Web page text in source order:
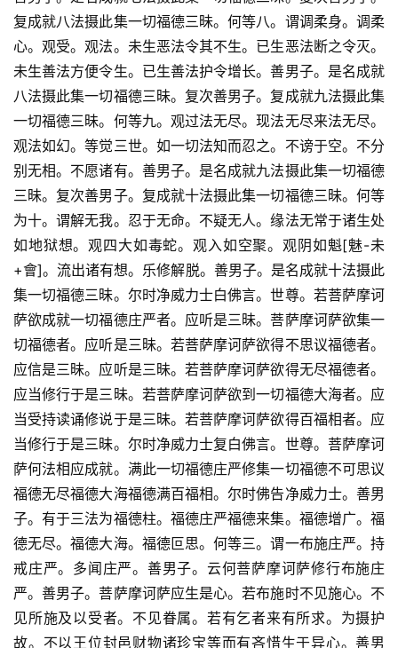
复成就八法摄此集一切福德三昧。何等八。谓调柔身。调柔
心。观受。观法。未生恶法令其不生。已生恶法断之令灭。
未生善法方便令生。已生善法护令增长。善男子。是名成就
八法摄此集一切福德三昧。复次善男子。复成就九法摄此集
一切福德三昧。何等九。观过法无尽。现法无尽来法无尽。
观法如幻。等觉三世。如一切法知而忍之。不谤于空。不分
别无相。不愿诸有。善男子。是名成就九法摄此集一切福德
三昧。复次善男子。复成就十法摄此集一切福德三昧。何等
为十。谓解无我。忍于无命。不疑无人。缘法无常于诸生处
如地狱想。观四大如毒蛇。观入如空聚。观阴如魁[魅-未
+會]。流出诸有想。乐修解脱。善男子。是名成就十法摄此
集一切福德三昧。尔时净威力士白佛言。世尊。若菩萨摩诃
萨欲成就一切福德庄严者。应听是三昧。菩萨摩诃萨欲集一
切福德者。应听是三昧。若菩萨摩诃萨欲得不思议福德者。
应信是三昧。应听是三昧。若菩萨摩诃萨欲得无尽福德者。
应当修行于是三昧。若菩萨摩诃萨欲到一切福德大海者。应
当受持读诵修说于是三昧。若菩萨摩诃萨欲得百福相者。应
当修行于是三昧。尔时净威力士复白佛言。世尊。菩萨摩诃
萨何法相应成就。满此一切福德庄严修集一切福德不可思议
福德无尽福德大海福德满百福相。尔时佛告净威力士。善男
子。有于三法为福德柱。福德庄严福德来集。福德增广。福
德无尽。福德大海。福德叵思。何等三。谓一布施庄严。持
戒庄严。多闻庄严。善男子。云何菩萨摩诃萨修行布施庄
严。善男子。菩萨摩诃萨应生是心。若布施时不见施心。不
见所施及以受者。不见眷属。若有乞者来有所求。为摄护
故。不以王位封邑财物诸珍宝等而有吝惜生于异心。善男